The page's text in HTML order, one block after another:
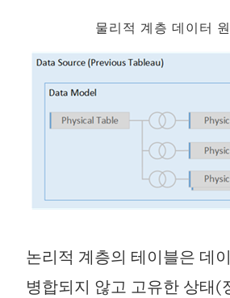
물리적 계층 데이터
논리적 계층의 테이블은 데
병합되지 않고 고유한 상태(